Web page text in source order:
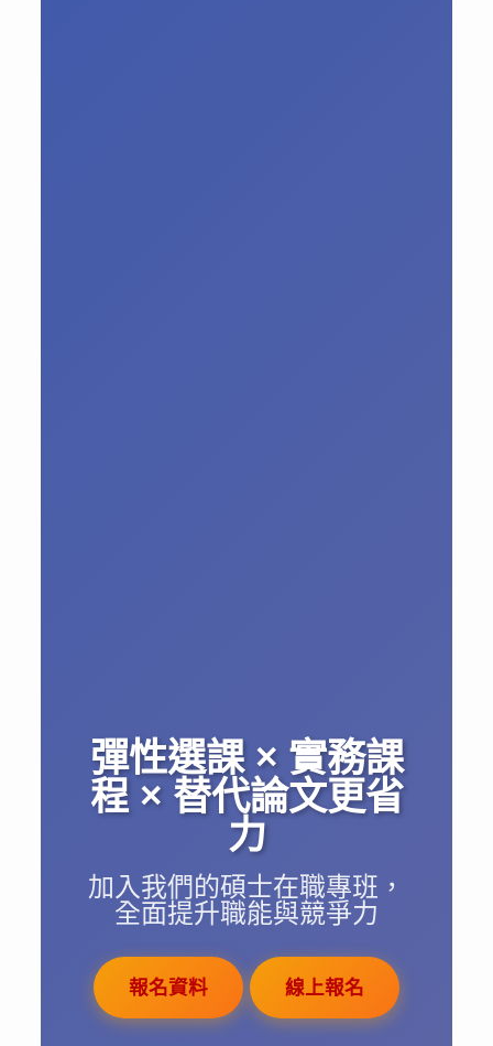
彈性選課 × 實務課
程 × 替代論文更省
力
加入我們的碩士在職專班，
全面提升職能與競爭力
報名資料 線上報名